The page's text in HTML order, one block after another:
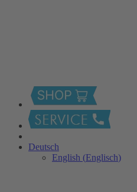
Deutsch
English (Englisch)